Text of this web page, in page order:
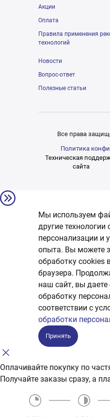
Акции
Оплата
Правила применения
технологий
Новости
Вопрос-ответ
Полезные статьи
Все права
Политика
Техническая
сайта
Мы используем
другие
персонализации и
опыта. Вы можете
обработку сookies
браузера.
наш сайт, вы даете
обработку
соответствии с
обработки
Принять
Оплачивайте покупку по
Получайте заказы сразу, а